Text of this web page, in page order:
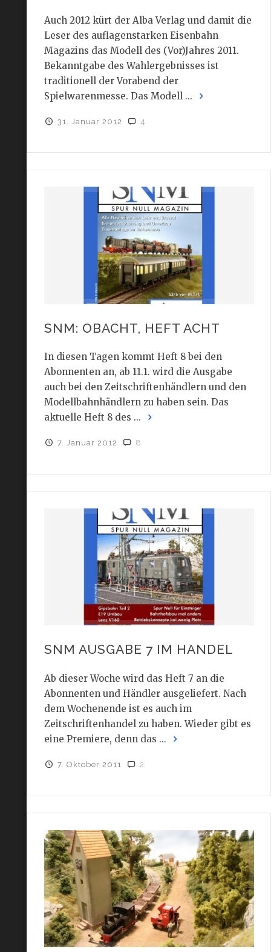
Auch 2012 kürt der Alba Verlag und damit die
Leser des auflagenstarken Eisenbahn
Magazins das Modell des (Vor)Jahres 2011.
Bekanntgabe des Wahlergebnisses ist
traditionell der Vorabend der
Spielwarenmesse. Das Modell ...
31. Januar 2012 4
SNM: OBACHT, HEFT ACHT
In diesen Tagen kommt Heft 8 bei den
Abonnenten an, ab 11.1. wird die Ausgabe
auch bei den Zeitschriftenhändlern und den
Modellbahnhändlern zu haben sein. Das
aktuelle Heft 8 des ...
7. Januar 2012 8
SNM AUSGABE 7 IM HANDEL
Ab dieser Woche wird das Heft 7 an die
Abonnenten und Händler ausgeliefert. Nach
dem Wochenende ist es auch im
Zeitschriftenhandel zu haben. Wieder gibt es
eine Premiere, denn das ...
7. Oktober 2011 2